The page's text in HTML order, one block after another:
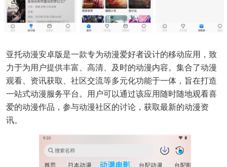
亚托动漫安卓版是一款专为动漫爱好者设计的移动应用，致
力于为用户提供丰富、高清、及时的动漫内容。集合了动漫
观看、资讯获取、社区交流等多元化功能于一体，旨在打造
一站式动漫服务平台。用户可以通过该应用随时随地观看喜
爱的动漫作品，参与动漫社区的讨论，获取最新的动漫资
讯。